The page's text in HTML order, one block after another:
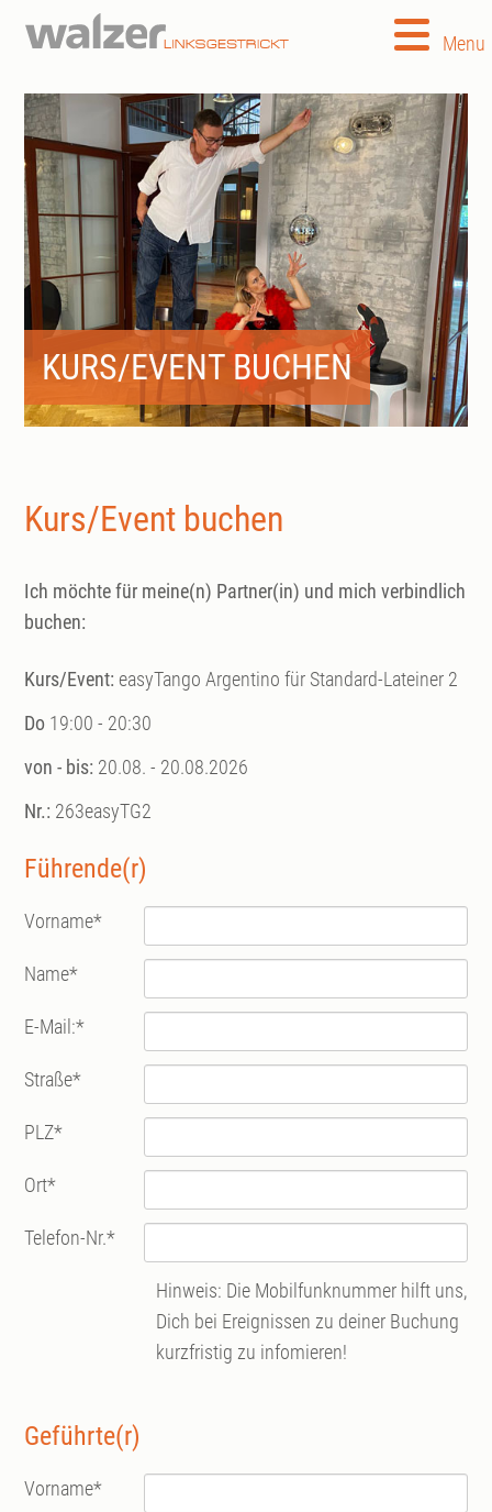
Menu
KURS/EVENT BUCHEN
Kurs/Event buchen
Ich möchte für meine(n) Partner(in) und mich verbindlich
buchen:
Kurs/Event:easyTango Argentino für Standard-Lateiner 2
Do 19:00 - 20:30
von - bis: 20.08. - 20.08.2026
Nr.: 263easyTG2
Führende(r)
Vorname*
Name*
E-Mail:*
Straße*
PLZ*
Ort*
Telefon-Nr.*
Hinweis: Die Mobilfunknummer hilft uns,
Dich bei Ereignissen zu deiner Buchung
kurzfristig zu infomieren!
Geführte(r)
Vorname*